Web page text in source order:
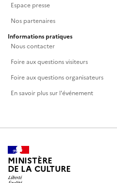
Espace presse
Nos partenaires
Informations pratiques
Nous contacter
Foire aux questions visiteurs
Foire aux questions organisateurs
En savoir plus sur l'événement
MINISTÈRE
DE LA CULTURE